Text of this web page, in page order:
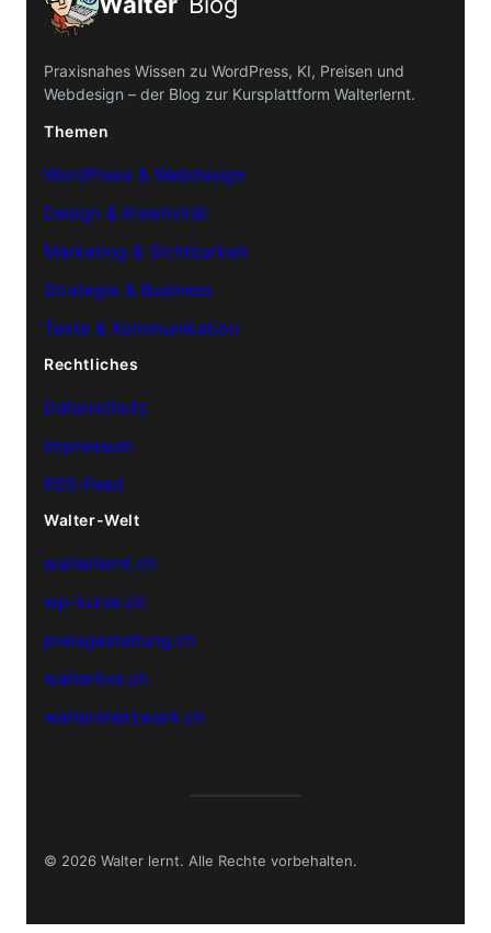
Praxisnahes Wissen zu WordPress, KI, Preisen und
Webdesign – der Blog zur Kursplattform Walterlernt.
Themen
WordPress & Webdesign
Design & Kreativität
Marketing & Sichtbarkeit
Strategie & Business
Texte & Kommunikation
Rechtliches
Datenschutz
Impressum
RSS-Feed
Walter-Welt
walterlernt.ch
wp-kurse.ch
preisgestaltung.ch
walterlive.ch
waltersnetzwerk.ch
© 2026 Walter lernt. Alle Rechte vorbehalten.